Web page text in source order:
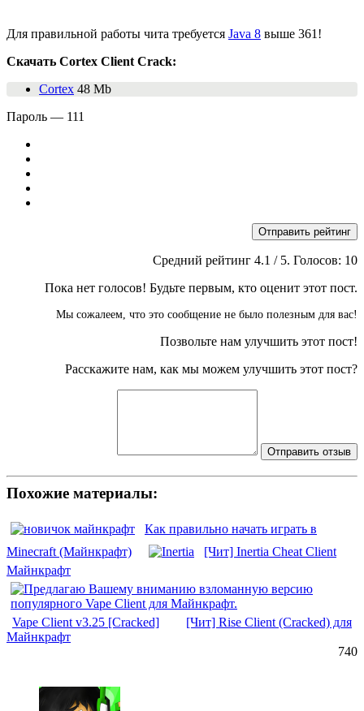
Для правильной работы чита требуется Java 8 выше 361!
Скачать Cortex Client Crack:
Cortex 48 Mb
Пароль — 111
Отправить рейтинг
Средний рейтинг 4.1 / 5. Голосов: 10
Пока нет голосов! Будьте первым, кто оценит этот пост.
Мы сожалеем, что это сообщение не было полезным для вас!
Позвольте нам улучшить этот пост!
Расскажите нам, как мы можем улучшить этот пост?
Отправить отзыв
Похожие материалы:
Как правильно начать играть в
Minecraft (Майнкрафт)
[Чит] Inertia Cheat Client
Майнкрафт
Vape Client v3.25 [Cracked]
[Чит] Rise Client (Cracked) для
Майнкрафт
740